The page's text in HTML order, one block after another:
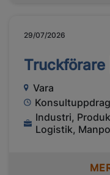
29/07/2026
Truckförare
Vara
Konsultuppdrag
Industri,
Logistik,